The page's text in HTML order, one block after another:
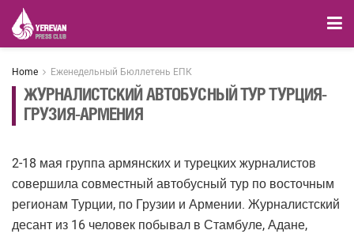
Home Еженедельный Бюллетень ЕПК
ЖУРНАЛИСТСКИЙ АВТОБУСНЫЙ ТУР ТУРЦИЯ-
ГРУЗИЯ-АРМЕНИЯ
2-18 мая группа армянских и турецких журналистов
совершила совместный автобусный тур по восточным
регионам Турции, по Грузии и Армении. Журналистский
десант из 16 человек побывал в Стамбуле, Адане,